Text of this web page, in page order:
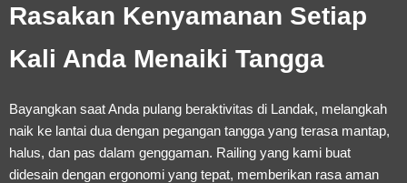
Rasakan Kenyamanan Setiap
Kali Anda Menaiki Tangga
Bayangkan saat Anda pulang beraktivitas di Landak, melangkah
naik ke lantai dua dengan pegangan tangga yang terasa mantap,
halus, dan pas dalam genggaman. Railing yang kami buat
didesain dengan ergonomi yang tepat, memberikan rasa aman